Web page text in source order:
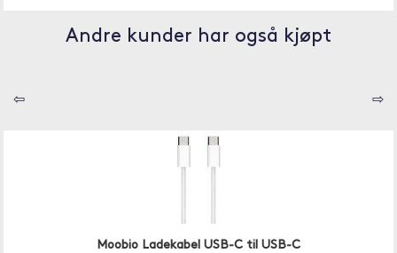
Andre kunder har også kjøpt
⇦ ⇨
Moobio Ladekabel USB-C til USB-C